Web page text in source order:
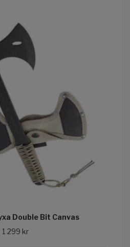
Double Bit Canvas
1 299 kr